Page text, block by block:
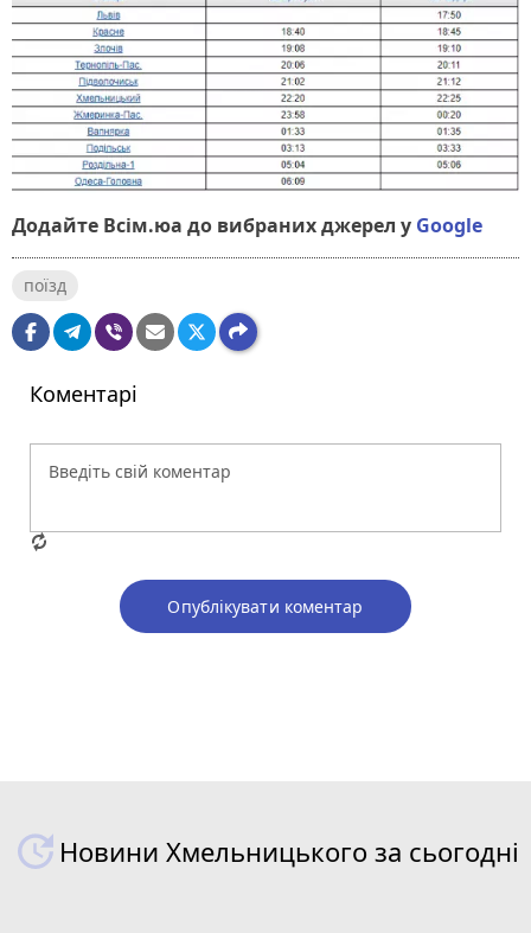
Додайте Всім.юа до вибраних джерел у Google
поїзд
Коментарі
Опублікувати коментар
Новини Хмельницького за сьогодні